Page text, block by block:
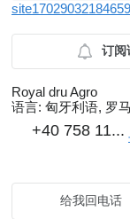
订阅
Royal dru Agro
语言: 匈牙利语, 罗
+40 758 11...
给我回电话